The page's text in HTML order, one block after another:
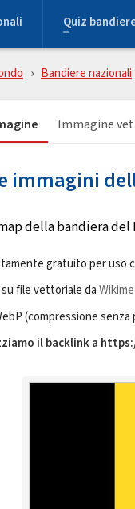
Quiz
Bandiere nazionali
Immagine
immagini
della bandiera
gratuito per uso
file vettoriale da
(compressione
il backlink a